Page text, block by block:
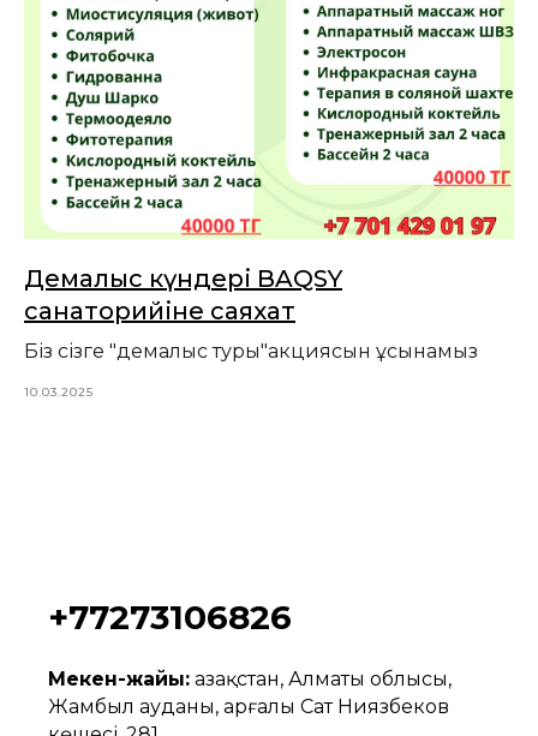
Демалыс күндері BAQSY
санаторийіне саяхат
Біз сізге "демалыс туры"акциясын ұсынамыз
10.03.2025
+77273106826
Мекен-жайы: Қазақстан, Алматы облысы,
Жамбыл ауданы, Қарғалы Сат Ниязбеков